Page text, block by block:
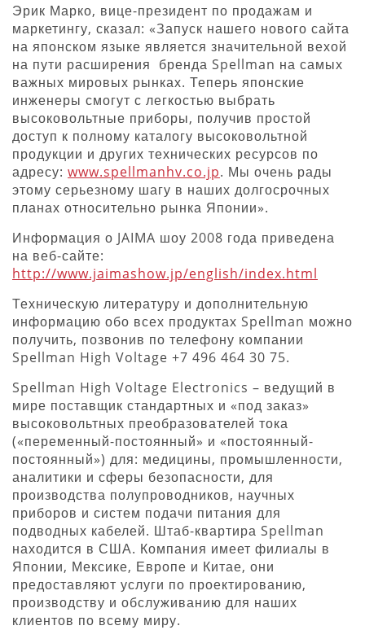
Эрик Марко, вице-президент по продажам и
маркетингу, сказал: «Запуск нашего нового сайта
на японском языке является значительной вехой
на пути расширения бренда Spellman на самых
важных мировых рынках. Теперь японские
инженеры смогут с легкостью выбрать
высоковольтные приборы, получив простой
доступ к полному каталогу высоковольтной
продукции и других технических ресурсов по
адресу: www.spellmanhv.co.jp. Мы очень рады
этому серьезному шагу в наших долгосрочных
планах относительно рынка Японии».
Информация о JAIMA шоу 2008 года приведена
на веб-сайте:
http://www.jaimashow.jp/english/index.html
Техническую литературу и дополнительную
информацию обо всех продуктах Spellman можно
получить, позвонив по телефону компании
Spellman High Voltage +7 496 464 30 75.
Spellman High Voltage Electronics – ведущий в
мире поставщик стандартных и «под заказ»
высоковольтных преобразователей тока
(«переменный-постоянный» и «постоянный-
постоянный») для: медицины, промышленности,
аналитики и сферы безопасности, для
производства полупроводников, научных
приборов и систем подачи питания для
подводных кабелей. Штаб-квартира Spellman
находится в США. Компания имеет филиалы в
Японии, Мексике, Европе и Китае, они
предоставляют услуги по проектированию,
производству и обслуживанию для наших
клиентов по всему миру.